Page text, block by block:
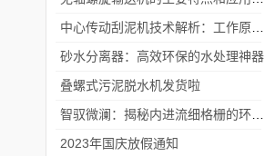
砂水分离器：高效环保的水处理神器
叠螺式污泥脱水机发货啦
2023年国庆放假通知